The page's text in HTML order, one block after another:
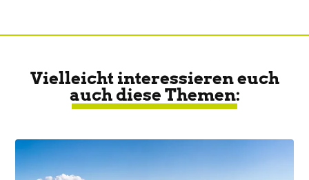
Vielleicht interessieren euch
auch diese Themen: